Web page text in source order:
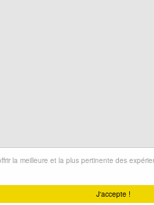
J'accepte !
la meilleure et la plus pertinente des